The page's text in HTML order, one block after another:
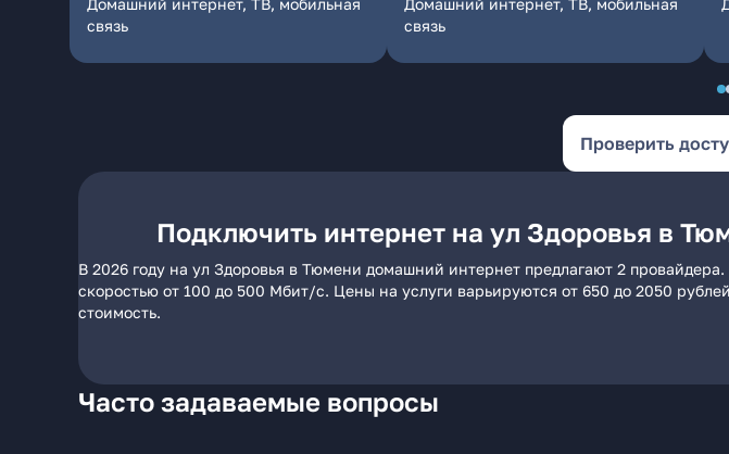
Домашний интернет, ТВ, мобильная
связь
Домашний интернет, ТВ, мобильная
связь
Проверить
Подключить интернет на ул Здоровья в
В 2026 году на ул Здоровья в Тюмени домашний интернет предлагают 2
скоростью от 100 до 500 Мбит/с. Цены на услуги варьируются от 650 до 2050
стоимость.
Часто задаваемые вопросы